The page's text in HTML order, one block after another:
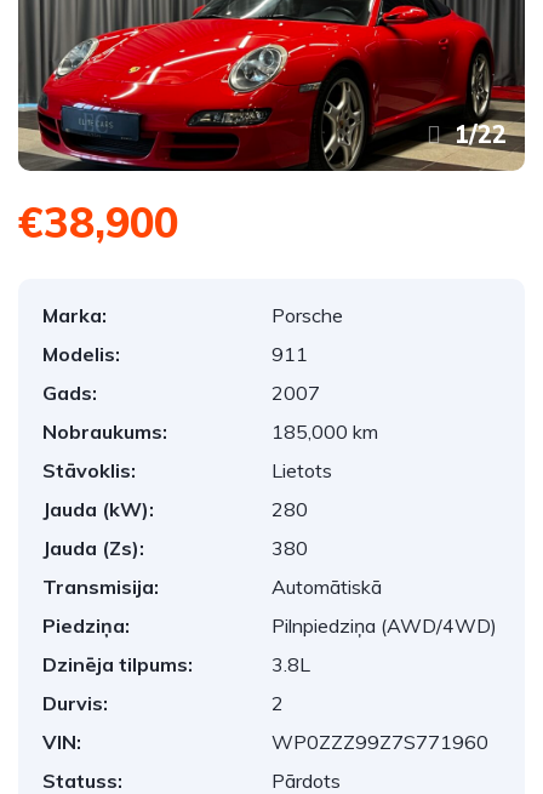
1/22
€38,900
Marka:
Porsche
Modelis:
911
Gads:
2007
Nobraukums:
185,000 km
Stāvoklis:
Lietots
Jauda (kW):
280
Jauda (Zs):
380
Transmisija:
Automātiskā
Piedziņa:
Pilnpiedziņa (AWD/4WD)
Dzinēja tilpums:
3.8L
Durvis:
2
VIN:
WP0ZZZ99Z7S771960
Statuss:
Pārdots